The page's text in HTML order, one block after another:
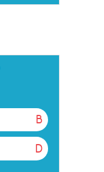
B
D